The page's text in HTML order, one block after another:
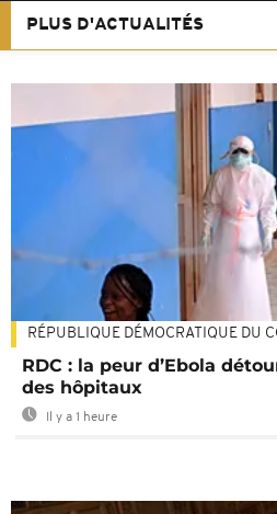
PLUS D'ACTUALITÉS
RÉPUBLIQUE DÉMOCRATIQUE DU
RDC : la peur d’Ebola
des hôpitaux
Il y a 1 heure